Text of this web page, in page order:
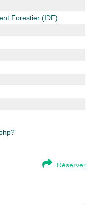
Forestier (IDF)
Réserver